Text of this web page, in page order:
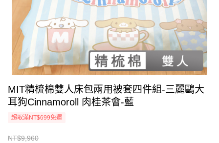
MIT精梳棉雙人床包兩用被套四件組-三麗鷗大
耳狗Cinnamoroll 肉桂茶會-藍
超取滿NT$699免運
NT$9,960